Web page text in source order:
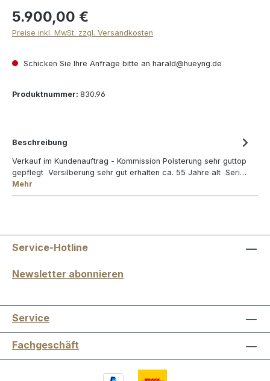
5.900,00 €
Preise inkl. MwSt. zzgl. Versandkosten
Schicken Sie Ihre Anfrage bitte an harald@hueyng.de
Produktnummer: 830.96
Beschreibung
Verkauf im Kundenauftrag - Kommission Polsterung sehr guttop
gepflegt Versilberung sehr gut erhalten ca. 55 Jahre alt Seri…
Mehr
Service-Hotline
Newsletter abonnieren
Service
Fachgeschäft